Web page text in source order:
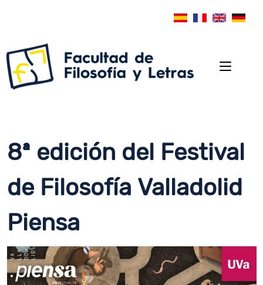
8ª edición del Festival
de Filosofía Valladolid
Piensa